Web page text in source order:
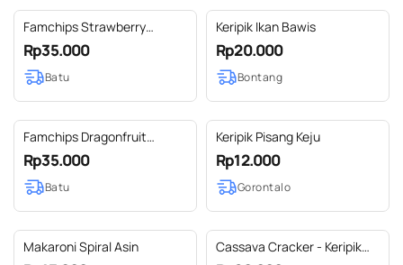
Famchips Strawberry
Freezeedried (Keripik
Strawberry Freezeedried)
Rp35.000
Batu
Keripik Ikan Bawis
Rp20.000
Bontang
Famchips Dragonfruit
Freezeedried (Keripik Buah
Naga FD)
Rp35.000
Batu
Keripik Pisang Keju
Rp12.000
Gorontalo
Makaroni Spiral Asin
Cassava Cracker - Keripik